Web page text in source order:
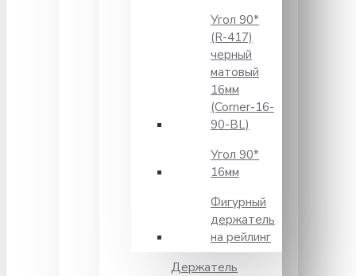
Угол 90*
(R-417)
черный
матовый
16мм
(Corner-16-
90-BL)
Угол 90*
16мм
Фигурный
держатель
на рейлинг
Держатель